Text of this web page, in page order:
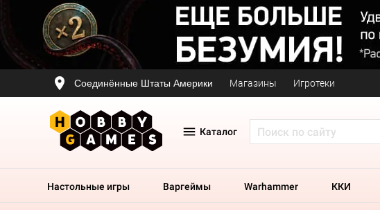
Соединённые Штаты Америки Магазины Игротеки
Каталог
Настольные игры Варгеймы Warhammer ККИ